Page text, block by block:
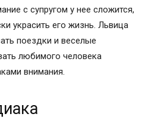
с супругом у нее сложится,
украсить его жизнь. Львица
поездки и веселые
любимого человека
внимания.